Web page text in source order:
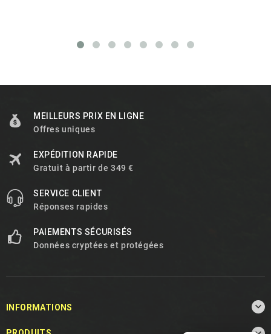
MEILLEURS PRIX EN LIGNE
Offres uniques
EXPÉDITION RAPIDE
Gratuit à partir de 349 €
SERVICE CLIENT
Réponses rapides
PAIEMENTS SÉCURISÉS
Données cryptées et protégées
INFORMATIONS 